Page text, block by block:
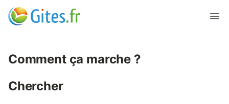
Comment ça marche ?
Chercher